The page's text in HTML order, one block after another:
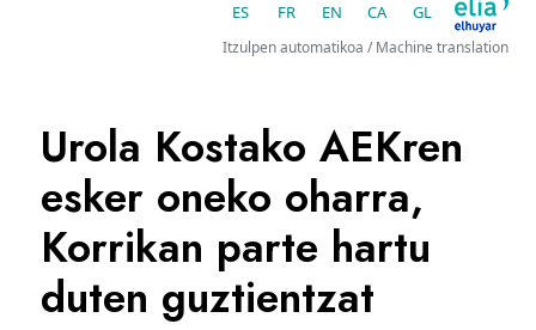
ES FR EN CA GL
Itzulpen automatikoa / Machine translation
Urola Kostako AEKren
esker oneko oharra,
Korrikan parte hartu
duten guztientzat